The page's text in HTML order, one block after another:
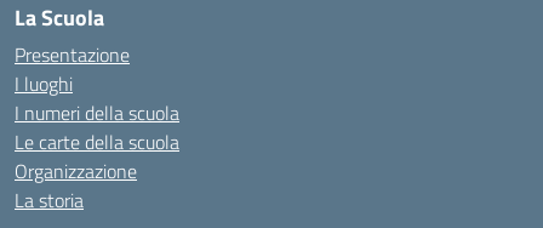
La Scuola
Presentazione
I luoghi
I numeri della scuola
Le carte della scuola
Organizzazione
La storia